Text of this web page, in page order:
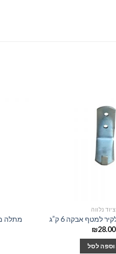
ציוד נלווה
למטף אבקה 6 ק”ג
₪28.00
לסל
מתלה